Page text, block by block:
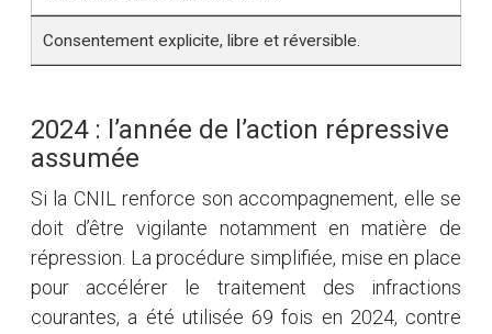
Consentement explicite, libre et réversible.
2024 : l’année de l’action répressive
assumée
Si la CNIL renforce son accompagnement, elle se
doit d’être vigilante notamment en matière de
répression. La procédure simplifiée, mise en place
pour accélérer le traitement des infractions
courantes, a été utilisée 69 fois en 2024, contre